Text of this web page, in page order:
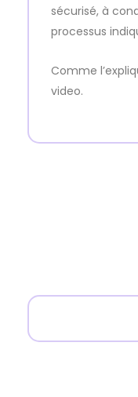
sécurisé, à
processus
Comme
video.